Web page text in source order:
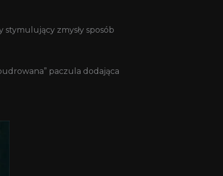
stymulujący zmysły sposób
paczula dodająca